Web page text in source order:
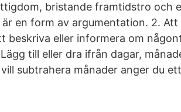
bristande framtidstro och
en form av argumentation. 2. Att
beskriva eller informera om
till eller dra ifrån dagar,
subtrahera månader anger du